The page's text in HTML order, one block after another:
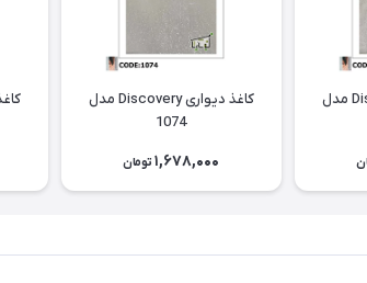
کاغذ دیواری Discovery مدل
کاغذ دیواری Discovery مدل
1074
1,678,000 تومان